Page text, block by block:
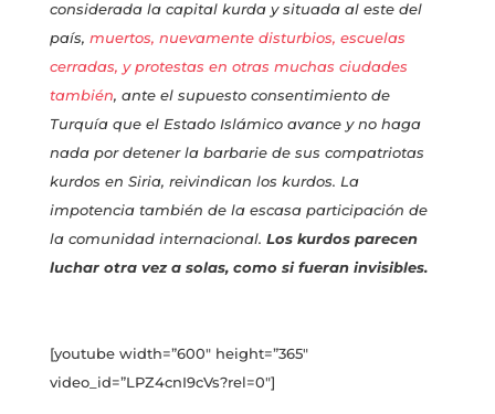
considerada la capital kurda y situada al este del
país, muertos, nuevamente disturbios, escuelas
cerradas, y protestas en otras muchas ciudades
también, ante el supuesto consentimiento de
Turquía que el Estado Islámico avance y no haga
nada por detener la barbarie de sus compatriotas
kurdos en Siria, reivindican los kurdos. La
impotencia también de la escasa participación de
la comunidad internacional. Los kurdos parecen
luchar otra vez a solas, como si fueran invisibles.
[youtube width=”600″ height=”365″
video_id=”LPZ4cnI9cVs?rel=0″]